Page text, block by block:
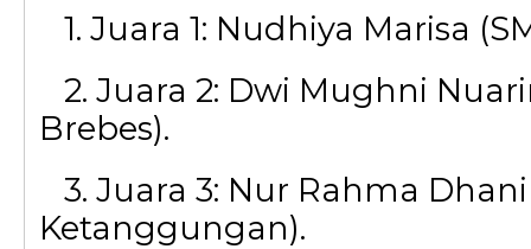
1. Juara 1: Nudhiya Marisa
2. Juara 2: Dwi Mughni
Brebes).
3. Juara 3: Nur Rahma Dhani
Ketanggungan).